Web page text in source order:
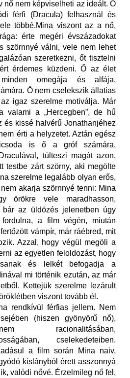
nő nem képviselheti az ideált. Ő
férfi (Dracula) felhasznál és
többé.Mina viszont az a nő,
érte megéri évszázadokat
szörnnyé válni, vele nem lehet
szeretkezni, őt tisztelni
érdemes küzdeni. Ő az élet
omegája és alfája,
Ő nem cselekszik állatias
igaz szerelme motiválja. Már
valami a „Hercegben”, de hű
és kissé halvérű Jonathanjéhez
érti a helyzetet. Aztán egész
is ő a gróf számára,
túlteszi magát azon,
testbe zárt szörny, aki megölte
szerelme legalább olyan erős,
akarja szörnnyé tenni: Mina
örökre vele maradhasson,
az üldözés jelenetben úgy
a film végén, miután
vámpír, már ráébred, mit
Azzal, hogy végül megöli a
az egyetlen feloldozást, hogy
és lelkét befogadja a
mi történik ezután, az már
Kettejük szerelme lezárult
viszont tovább él.
rendkívül férfias jellem. Nem
(hiszen gyönyörű nő),
racionalitásában,
cselekedeteiben.
a film során Mina naiv,
kislányból érett asszonnyá
valódi nővé. Érzelmileg nő fel,